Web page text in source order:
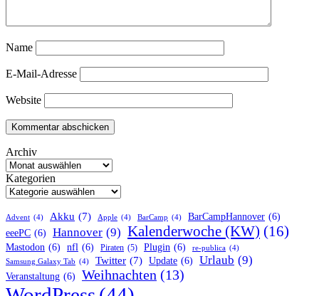
Name
E-Mail-Adresse
Website
Archiv
Kategorien
Advent (4) Akku (7) Apple (4) BarCamp (4) BarCampHannover (6)
eeePC (6) Hannover (9) Kalenderwoche (KW) (16)
Mastodon (6) nfl (6) Piraten (5) Plugin (6) re-publica (4)
Samsung Galaxy Tab (4) Twitter (7) Update (6) Urlaub (9)
Veranstaltung (6) Weihnachten (13)